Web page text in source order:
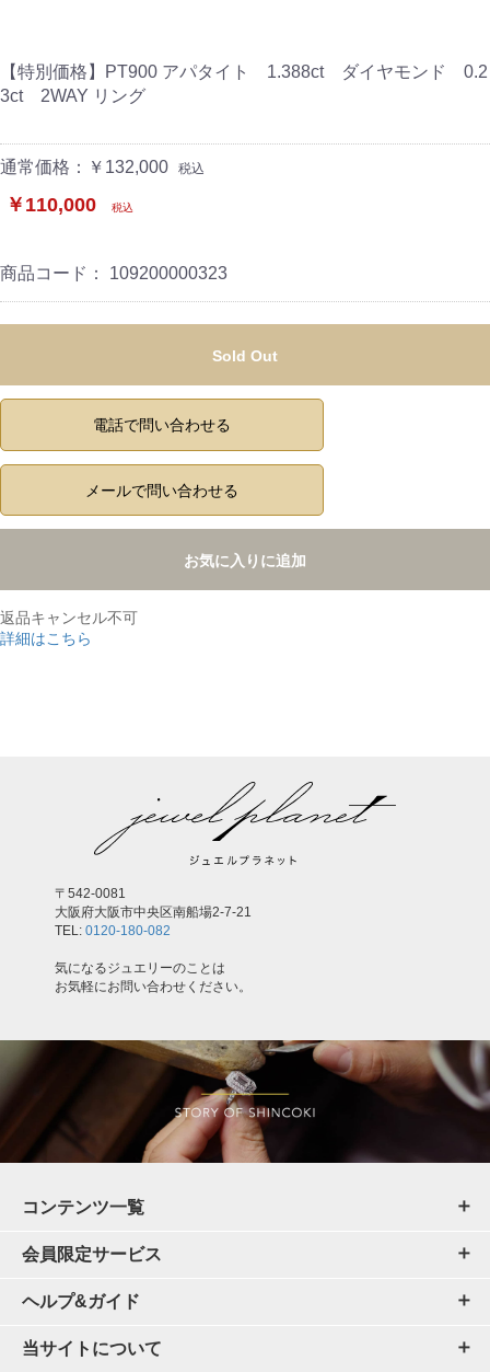
【特別価格】PT900 アパタイト 1.388ct ダイヤモンド 0.2
3ct 2WAY リング
通常価格：￥132,000 税込
￥110,000 税込
商品コード： 109200000323
Sold Out
電話で問い合わせる
メールで問い合わせる
お気に入りに追加
返品キャンセル不可
詳細はこちら
〒542-0081
大阪府大阪市中央区南船場2-7-21
TEL: 0120-180-082
気になるジュエリーのことは
お気軽にお問い合わせください。
コンテンツ一覧
会員限定サービス
ヘルプ&ガイド
当サイトについて